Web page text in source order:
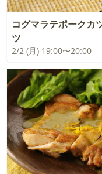
コグマラテポークカ
ツ
2/2 (月) 19:00〜20:00